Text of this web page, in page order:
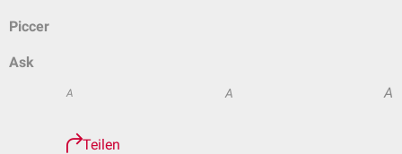
Piccer
Ask
A A A
Teilen